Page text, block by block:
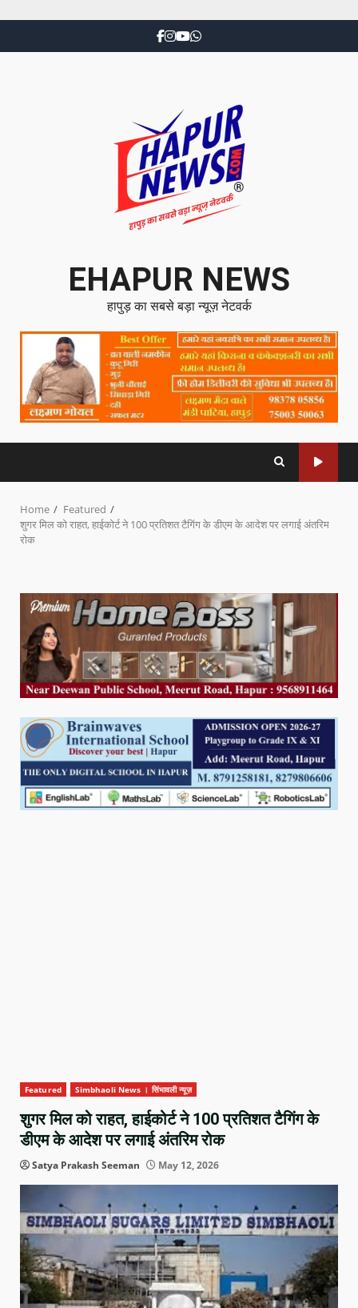
EHAPUR NEWS
हापुड़ का सबसे बड़ा न्यूज़ नेटवर्क
Home
Featured
शुगर मिल को राहत, हाईकोर्ट ने 100 प्रतिशत टैगिंग के डीएम के आदेश पर लगाई अंतरिम
रोक
Featured Simbhaoli News । सिंभावली न्यूज़
शुगर मिल को राहत, हाईकोर्ट ने 100 प्रतिशत टैगिंग के
डीएम के आदेश पर लगाई अंतरिम रोक
Satya Prakash Seeman May 12, 2026